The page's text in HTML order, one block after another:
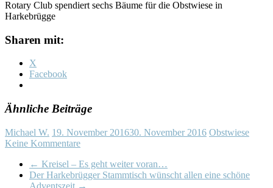
Rotary Club spendiert sechs Bäume für die Obstwiese in
Harkebrügge
Sharen mit:
X
Facebook
Ähnliche Beiträge
Michael W. 19. November 201630. November 2016 Obstwiese
Keine Kommentare
← Kreisel – Es geht weiter voran…
Der Harkebrügger Stammtisch wünscht allen eine schöne
Adventszeit →